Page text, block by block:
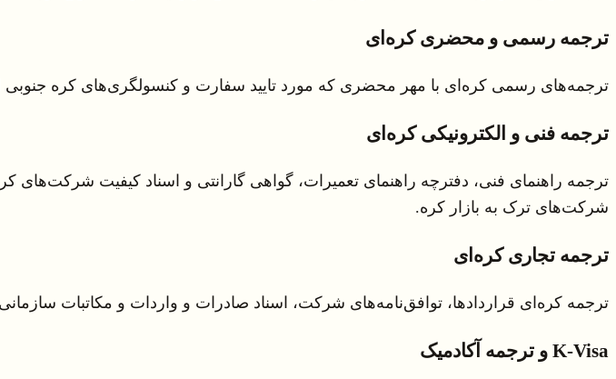
ترجمه رسمی و محضری کره‌ای
ترجمه‌های رسمی کره‌ای با مهر محضری که مورد تایید سفارت و کنسولگری‌های کره
ترجمه فنی و الکترونیکی کره‌ای
ترجمه راهنمای فنی، دفترچه راهنمای تعمیرات، گواهی گارانتی و اسناد کیفیت شرکت‌های
شرکت‌های ترک به بازار کره.
ترجمه تجاری کره‌ای
ترجمه کره‌ای قراردادها، توافق‌نامه‌های شرکت، اسناد صادرات و واردات و مکاتبات
K-Visa و ترجمه آکادمیک